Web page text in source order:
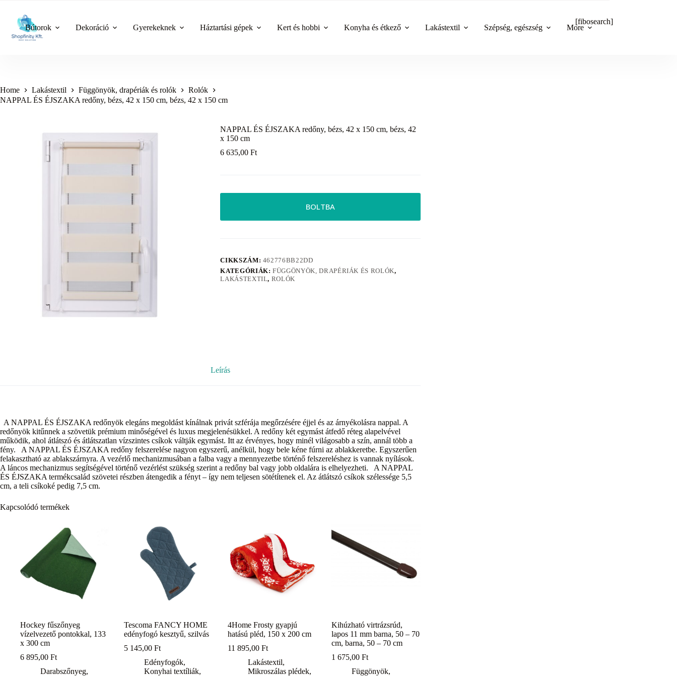
content
Bútorok Dekoráció Gyerekeknek Háztartási gépek Kert és hobbi Konyha és étkező Lakástextil Szépség, egészség More
[fibosearch]
Home Lakástextil Függönyök, drapériák és rolók
Rolók
NAPPAL ÉS ÉJSZAKA redőny, bézs, 42 x 150 cm, bézs, 42 x 150 cm
NAPPAL ÉS ÉJSZAKA redőny, bézs, 42 x 150 cm, bézs, 42
x 150 cm
6 635,00Ft
BOLTBA
CIKKSZÁM: 462776BB22DD
KATEGÓRIÁK:FÜGGÖNYÖK, DRAPÉRIÁK ÉS ROLÓK,
LAKÁSTEXTIL, ROLÓK
Leírás
A NAPPAL ÉS ÉJSZAKA redőnyök elegáns megoldást kínálnak privát szférája megőrzésére éjjel és az árnyékolásra nappal. A
redőnyök kitűnnek a szövetük prémium minőségével és luxus megjelenésükkel. A redőny két egymást átfedő réteg alapelvével
működik, ahol átlátszó és átlátszatlan vízszintes csíkok váltják egymást. Itt az érvényes, hogy minél világosabb a szín, annál több a
fény. A NAPPAL ÉS ÉJSZAKA redőny felszerelése nagyon egyszerű, anélkül, hogy bele kéne fúrni az ablakkeretbe. Egyszerűen
felakasztható az ablakszárnyra. A vezérlő mechanizmusában a falba vagy a mennyezetbe történő felszereléshez is vannak nyílások.
A láncos mechanizmus segítségével történő vezérlést szükség szerint a redőny bal vagy jobb oldalára is elhelyezheti. A NAPPAL
ÉS ÉJSZAKA termékcsalád szövetei részben átengedik a fényt – így nem teljesen sötétítenek el. Az átlátszó csíkok szélessége 5,5
cm, a teli csíkoké pedig 7,5 cm.
Kapcsolódó termékek
Hockey fűszőnyeg
vízelvezető pontokkal, 133
x 300 cm
6 895,00 Ft
Darabszőnyeg,
Tescoma FANCY HOME
edényfogó kesztyű, szilvás
5 145,00Ft
Edényfogók,
Konyhai textíliák,
4Home Frosty gyapjú
hatású pléd, 150 x 200 cm
11 895,00Ft
Lakástextil,
Mikroszálas plédek,
Kihúzható virtrázsrúd,
lapos 11 mm barna, 50 – 70
cm, barna, 50 – 70 cm
1 675,00Ft
Függönyök,